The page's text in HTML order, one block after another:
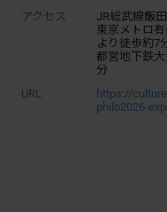
アクセス
JR総武線飯
東京メトロ
より徒歩約7
都営地下鉄
分
URL
https://
philo2026-